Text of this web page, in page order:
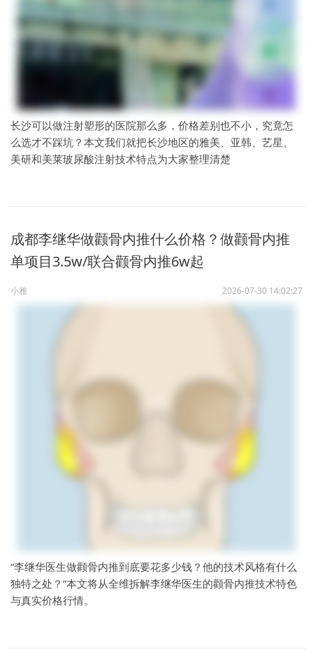
长沙可以做注射塑形的医院那么多，价格差别也不小，究竟怎
么选才不踩坑？本文我们就把长沙地区的雅美、亚韩、艺星、
美研和美莱玻尿酸注射技术特点为大家整理清楚
成都李继华做颧骨内推什么价格？做颧骨内推
单项目3.5w/联合颧骨内推6w起
小雅 2026-07-30 14:02:27
“李继华医生做颧骨内推到底要花多少钱？他的技术风格有什么
独特之处？”本文将从全维拆解李继华医生的颧骨内推技术特色
与真实价格行情。